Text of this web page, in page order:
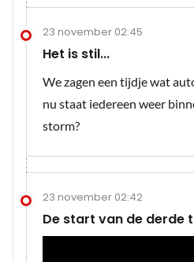
23 november 02:45
Het is stil...
We zagen een tijdje wat
nu staat iedereen weer
storm?
23 november 02:42
De start van de derde